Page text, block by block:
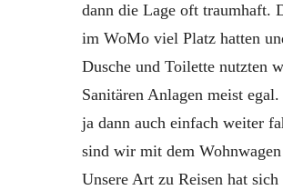
dann die Lage oft traumhaft.
im WoMo viel Platz hatten
Dusche und Toilette nutzten
Sanitären Anlagen meist
ja dann auch einfach weiter
sind wir mit dem
Unsere Art zu Reisen hat